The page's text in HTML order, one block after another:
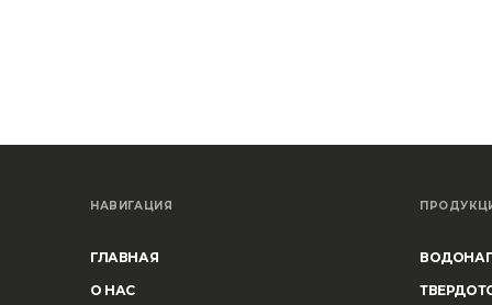
НАВИГАЦИЯ
ГЛАВНАЯ
О НАС